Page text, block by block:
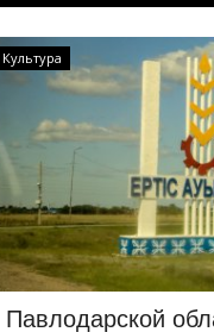
Культура